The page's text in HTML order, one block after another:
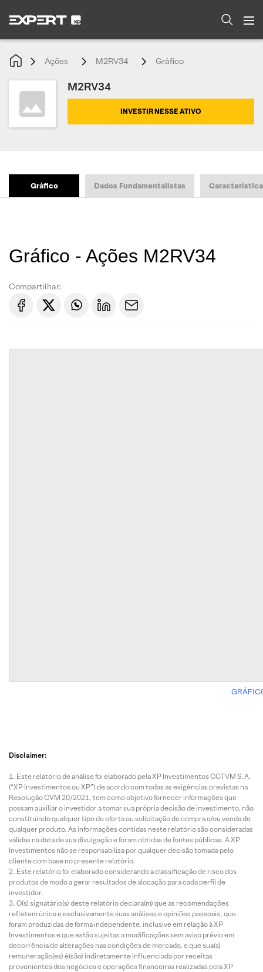
Ações M2RV34 Gráfico
M2RV34
INVESTIR NESSE ATIVO
Gráfico Dados Fundamentalistas
Gráfico - Ações M2RV34
Compartilhar:
Disclaimer:
Este relatório de análise foi elaborado pela XP Investimentos CCTVM S.A.
(“XP Investimentos ou XP”) de acordo com todas as exigências previstas na
Resolução CVM 20/2021, tem como objetivo fornecer informações que
possam auxiliar o investidor a tomar sua própria decisão de investimento, não
constituindo qualquer tipo de oferta ou solicitação de compra e/ou venda de
qualquer produto. As informações contidas neste relatório são consideradas
válidas na data de sua divulgação e foram obtidas de fontes públicas. A XP
Investimentos não se responsabiliza por qualquer decisão tomada pelo
cliente com base no presente relatório.
Este relatório foi elaborado considerando a classificação de risco dos
produtos de modo a gerar resultados de alocação para cada perfil de
investidor.
O(s) signatário(s) deste relatório declara(m) que as recomendações
refletem única e exclusivamente suas análises e opiniões pessoais, que
foram produzidas de forma independente, inclusive em relação à XP
Investimentos e que estão sujeitas a modificações sem aviso prévio em
decorrência de alterações nas condições de mercado, e que sua(s)
remuneração(es) é(são) indiretamente influenciada por receitas
provenientes dos negócios e operações financeiras realizadas pela XP